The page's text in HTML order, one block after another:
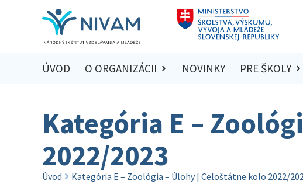
ÚVOD O ORGANIZÁCII NOVINKY PRE ŠKOLY
Kategória E –
2022/2023
Úvod Kategória E – Zoológia – Úlohy | Celoštátne kolo 2022/